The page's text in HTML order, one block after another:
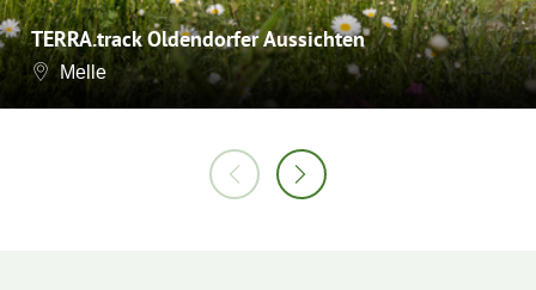
TERRA.track Oldendorfer Aussichten
Melle